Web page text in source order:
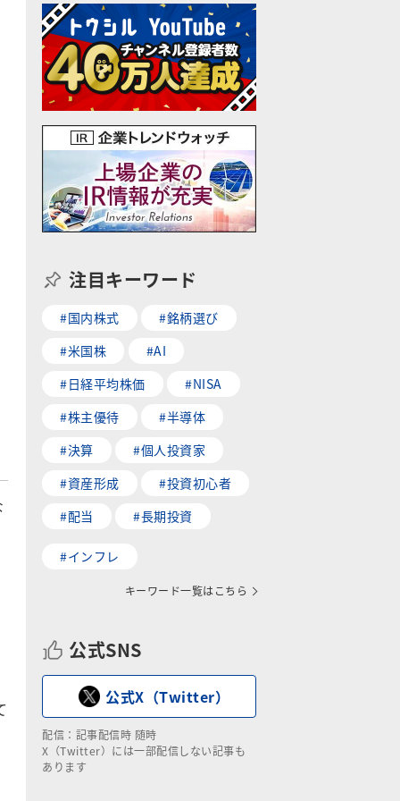
注目キーワード
#国内株式
#銘柄選び
#米国株
#AI
#日経平均株価
#NISA
#株主優待
#半導体
#決算
#個人投資家
#資産形成
#投資初心者
#配当
#長期投資
#インフレ
キーワード一覧はこちら
公式SNS
公式X（Twitter）
配信：記事配信時 随時
X（Twitter）には一部配信しない記事も
あります